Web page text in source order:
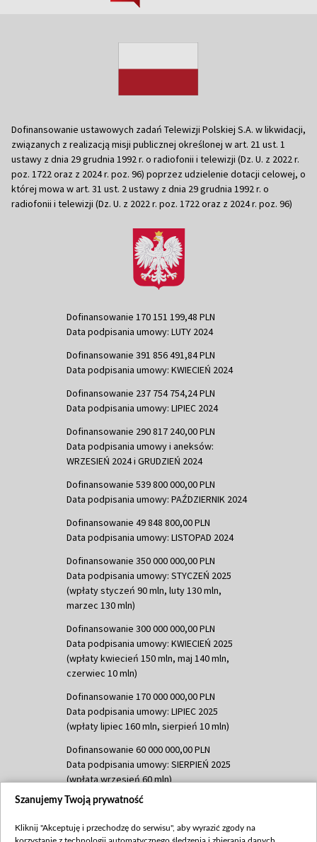
Dofinansowanie ustawowych zadań Telewizji Polskiej S.A. w likwidacji,
związanych z realizacją misji publicznej określonej w art. 21 ust. 1
ustawy z dnia 29 grudnia 1992 r. o radiofonii i telewizji (Dz. U. z 2022 r.
poz. 1722 oraz z 2024 r. poz. 96) poprzez udzielenie dotacji celowej, o
której mowa w art. 31 ust. 2 ustawy z dnia 29 grudnia 1992 r. o
radiofonii i telewizji (Dz. U. z 2022 r. poz. 1722 oraz z 2024 r. poz. 96)
Dofinansowanie 170 151 199,48 PLN
Data podpisania umowy: LUTY 2024
Dofinansowanie 391 856 491,84 PLN
Data podpisania umowy: KWIECIEŃ 2024
Dofinansowanie 237 754 754,24 PLN
Data podpisania umowy: LIPIEC 2024
Dofinansowanie 290 817 240,00 PLN
Data podpisania umowy i aneksów:
WRZESIEŃ 2024 i GRUDZIEŃ 2024
Dofinansowanie 539 800 000,00 PLN
Data podpisania umowy: PAŹDZIERNIK 2024
Dofinansowanie 49 848 800,00 PLN
Data podpisania umowy: LISTOPAD 2024
Dofinansowanie 350 000 000,00 PLN
Data podpisania umowy: STYCZEŃ 2025
(wpłaty styczeń 90 mln, luty 130 mln,
marzec 130 mln)
Dofinansowanie 300 000 000,00 PLN
Data podpisania umowy: KWIECIEŃ 2025
(wpłaty kwiecień 150 mln, maj 140 mln,
czerwiec 10 mln)
Dofinansowanie 170 000 000,00 PLN
Data podpisania umowy: LIPIEC 2025
(wpłaty lipiec 160 mln, sierpień 10 mln)
Dofinansowanie 60 000 000,00 PLN
Data podpisania umowy: SIERPIEŃ 2025
(wpłata wrzesień 60 mln)
Dofinansowanie 635 783 051,21 PLN
(wpłata wrzesień 100 mln, październik 350
Szanujemy Twoją prywatność
Kliknij "Akceptuję i przechodzę do serwisu", aby wyrazić zgody na